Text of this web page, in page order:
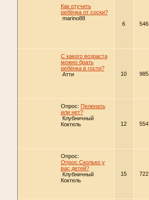
Как отучить
ребёнка от соски?
marino88
6
546
С какого возраста
можно брать
ребёнка в гости?
Атти
10 985
Опрос: Пеленать
или нет?
Клубничный
Коктель
12 554
Опрос:
Опрос.Сколько у
вас детей?
Клубничный
Коктель
15 722